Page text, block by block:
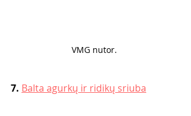
VMG nutor.
7. Balta agurkų ir ridikų sriuba